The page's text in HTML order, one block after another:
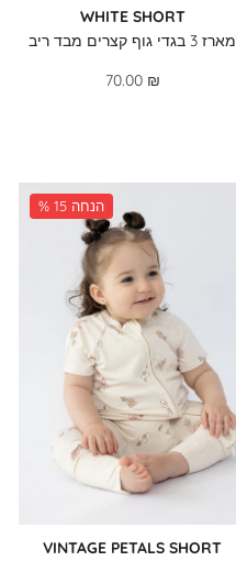
WHITE SHORT
מארז 3 בגדי גוף קצרים מבד ריב
70.00 ₪
% 15 הנחה
VINTAGE PETALS SHORT